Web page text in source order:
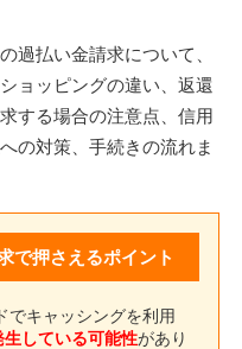
過払い金請求について、
ョッピングの違い、返還
する場合の注意点、信用
の対策、手続きの流れま
で押さえるポイント
でキャッシングを利用
している可能性があり